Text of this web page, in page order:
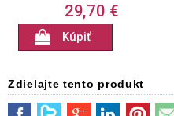
29,70 €
Kúpiť
Zdielajte tento produkt